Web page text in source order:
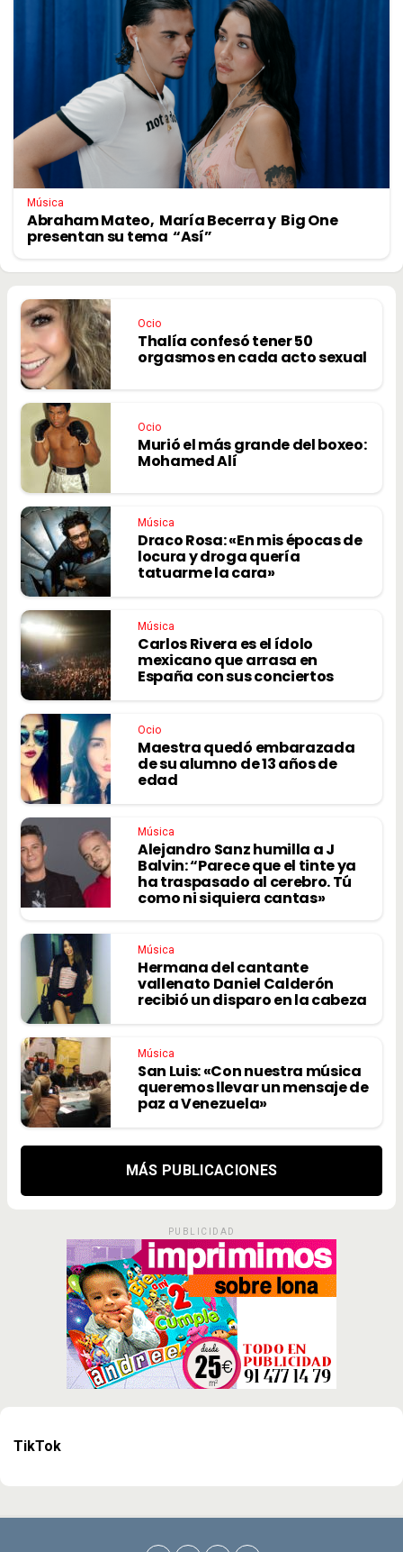
Música
Abraham Mateo, María Becerra y Big One
presentan su tema “Así”
Ocio
Thalía confesó tener 50
orgasmos en cada acto sexual
Ocio
Murió el más grande del boxeo:
Mohamed Alí
Música
Draco Rosa: «En mis épocas de
locura y droga quería
tatuarme la cara»
Música
Carlos Rivera es el ídolo
mexicano que arrasa en
España con sus conciertos
Ocio
Maestra quedó embarazada
de su alumno de 13 años de
edad
Música
Alejandro Sanz humilla a J
Balvin: “Parece que el tinte ya
ha traspasado al cerebro. Tú
como ni siquiera cantas»
Música
Hermana del cantante
vallenato Daniel Calderón
recibió un disparo en la cabeza
Música
San Luis: «Con nuestra música
queremos llevar un mensaje de
paz a Venezuela»
MÁS PUBLICACIONES
PUBLICIDAD
TikTok